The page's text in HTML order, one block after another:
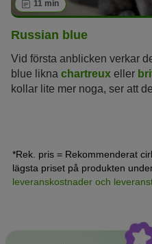
11 min
Russian blue
Vid första anblicken verkar
blue likna chartreux eller
kollar lite mer noga, ser att
*Rek. pris = Rekommenderat
lägsta priset på produkten
leveranskostnader och